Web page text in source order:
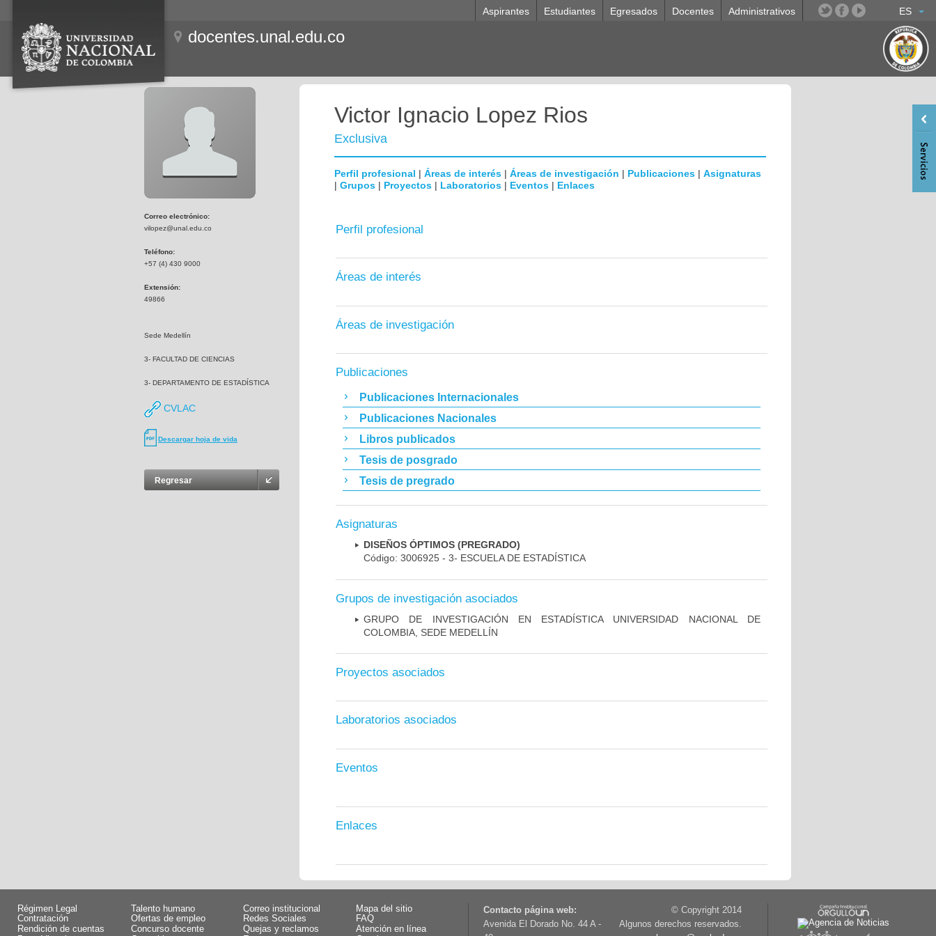
ES
Aspirantes Estudiantes Egresados Docentes Administrativos
docentes.unal.edu.co
Correo electrónico:
vilopez@unal.edu.co
Teléfono:
+57 (4) 430 9000
Extensión:
49866
Sede Medellín
3- FACULTAD DE CIENCIAS
3- DEPARTAMENTO DE ESTADÍSTICA
CVLAC
Descargar hoja de vida
Regresar
Victor Ignacio Lopez Rios
Exclusiva
Perfil profesional | Áreas de interés | Áreas de investigación | Publicaciones | Asignaturas
| Grupos | Proyectos | Laboratorios | Eventos | Enlaces
Perfil profesional
Áreas de interés
Áreas de investigación
Publicaciones
Publicaciones Internacionales
Publicaciones Nacionales
Libros publicados
Tesis de posgrado
Tesis de pregrado
Asignaturas
DISEÑOS ÓPTIMOS (PREGRADO)
Código: 3006925 - 3- ESCUELA DE ESTADÍSTICA
Grupos de investigación asociados
GRUPO DE INVESTIGACIÓN EN ESTADÍSTICA UNIVERSIDAD NACIONAL DE
COLOMBIA, SEDE MEDELLÍN
Proyectos asociados
Laboratorios asociados
Eventos
Enlaces
Régimen Legal
Talento humano
Contratación
Ofertas de empleo
Rendición de cuentas
Concurso docente
Correo institucional
Mapa del sitio
Redes Sociales
FAQ
Quejas y reclamos
Atención en línea
Contacto página web:
Avenida El Dorado No. 44 A -
© Copyright 2014
Algunos derechos reservados.